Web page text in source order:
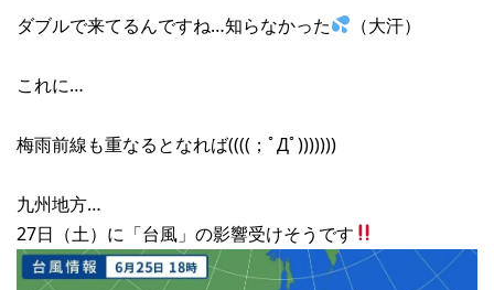
ダブルで来てるんですね…知らなかった （大汗）
これに…
梅雨前線も重なるとなれば((((；ﾟДﾟ)))))))
九州地方…
27日（土）に「台風」の影響受けそうです